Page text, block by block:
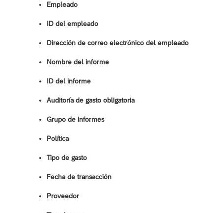
Empleado
ID del empleado
Dirección de correo electrónico del empleado
Nombre del informe
ID del informe
Auditoría de gasto obligatoria
Grupo de informes
Política
Tipo de gasto
Fecha de transacción
Proveedor